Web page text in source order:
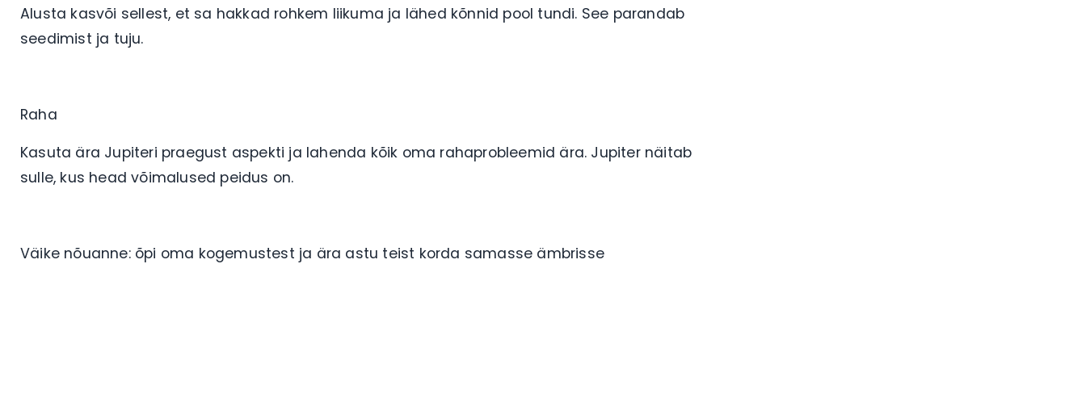
Alusta kasvõi sellest, et sa hakkad rohkem liikuma ja lähed kõnnid pool tundi. See parandab
seedimist ja tuju.
Raha
Kasuta ära Jupiteri praegust aspekti ja lahenda kõik oma rahaprobleemid ära. Jupiter näitab
sulle, kus head võimalused peidus on.
Väike nõuanne: õpi oma kogemustest ja ära astu teist korda samasse ämbrisse